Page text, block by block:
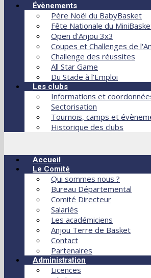
Évènements
Père Noël du BabyBasket
Fête Nationale du
Open d'Anjou 3x3
Coupes et Challenges de
Challenge des réussites
All Star Game
Du Stade à l'Emploi
Les clubs
Informations et
Sectorisation
Tournois, camps et
Historique des clubs
Accueil
Le Comité
Qui sommes nous ?
Bureau Départemental
Comité Directeur
Salariés
Les académiciens
Anjou Terre de Basket
Contact
Partenaires
Administration
Licences